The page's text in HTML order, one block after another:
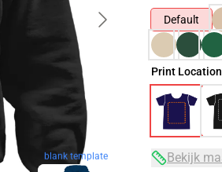
blank template
Default
Print Location
Bekijk